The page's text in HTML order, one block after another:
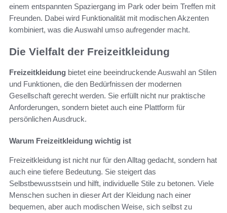
einem entspannten Spaziergang im Park oder beim Treffen mit
Freunden. Dabei wird Funktionalität mit modischen Akzenten
kombiniert, was die Auswahl umso aufregender macht.
Die Vielfalt der Freizeitkleidung
Freizeitkleidung bietet eine beeindruckende Auswahl an Stilen
und Funktionen, die den Bedürfnissen der modernen
Gesellschaft gerecht werden. Sie erfüllt nicht nur praktische
Anforderungen, sondern bietet auch eine Plattform für
persönlichen Ausdruck.
Warum Freizeitkleidung wichtig ist
Freizeitkleidung ist nicht nur für den Alltag gedacht, sondern hat
auch eine tiefere Bedeutung. Sie steigert das
Selbstbewusstsein und hilft, individuelle Stile zu betonen. Viele
Menschen suchen in dieser Art der Kleidung nach einer
bequemen, aber auch modischen Weise, sich selbst zu